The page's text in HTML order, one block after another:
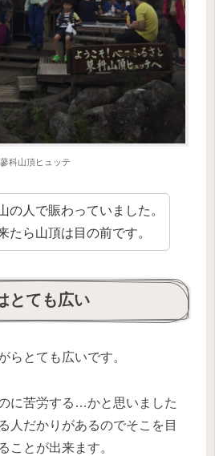
蓼科山頂ヒュッテ
の人で賑わっていました。
たら山頂は目の前です。
とても広い
らとても広いです。
に苦労する…かと思いました
人だかりがあるのでそこを目
ことが出来ます。